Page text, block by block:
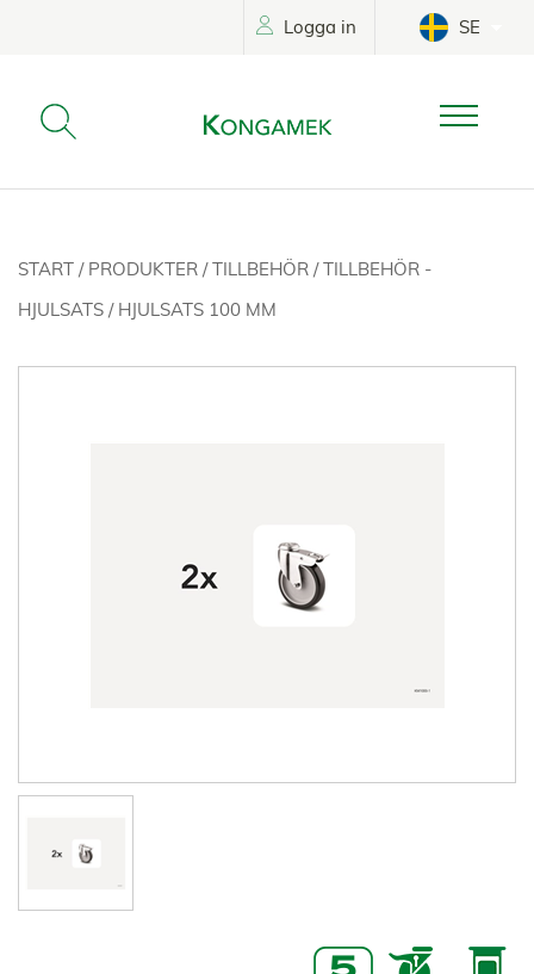
Logga in SE
START / PRODUKTER /TILLBEHÖR /TILLBEHÖR -
HJULSATS / HJULSATS 100 MM